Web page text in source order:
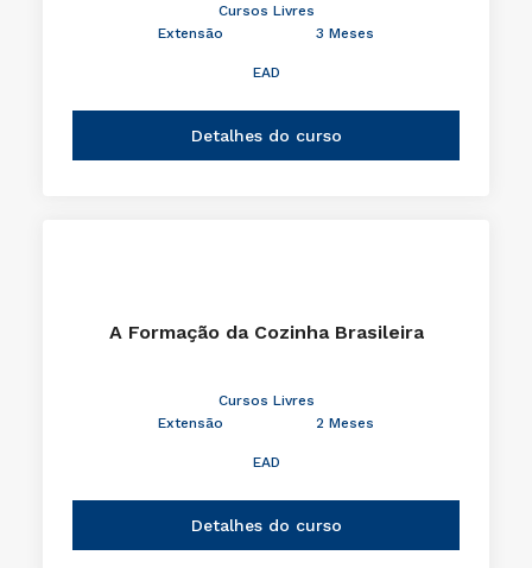
Cursos Livres
Extensão
3 Meses
EAD
Detalhes do curso
A Formação da Cozinha Brasileira
Cursos Livres
Extensão
2 Meses
EAD
Detalhes do curso